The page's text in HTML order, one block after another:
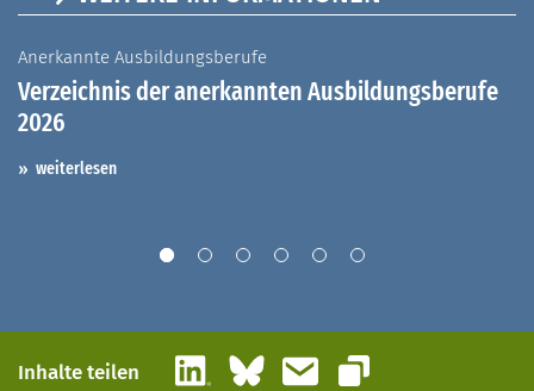
Anerkannte Ausbildungsberufe
Verzeichnis der anerkannten Ausbildungsberufe
2026
weiterlesen
Inhalte teilen LinkedInBlueskyE-Mail
Link kopieren